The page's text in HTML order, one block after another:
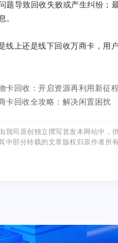
题导致回收失败或产生纠纷；
。
线上还是线下回收万商卡，用
卡回收：开启资源再利用新征
卡回收全攻略：解决闲置困扰
我司原创独立撰写首发本网站中，
中部分转载的文章版权归原作者所